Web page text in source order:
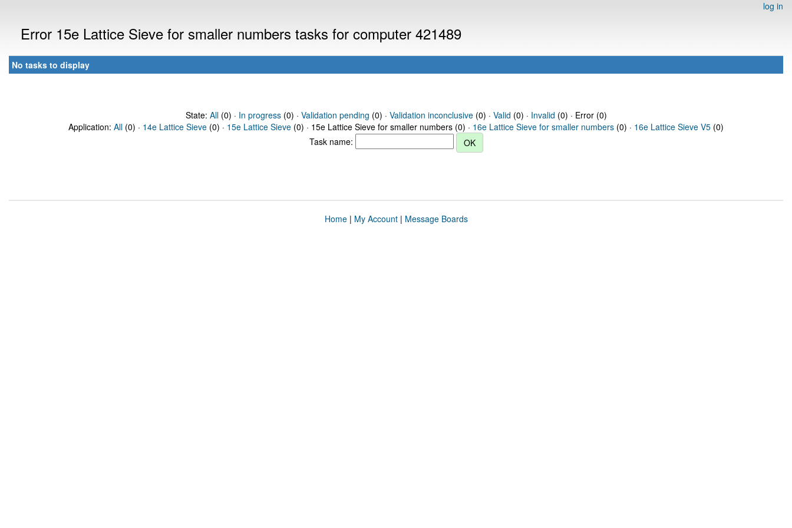
log in
Error 15e Lattice Sieve for smaller numbers tasks for computer 421489
No tasks to display
State: All(0) · In progress(0) · Validation pending (0) · Validation inconclusive(0) · Valid (0) · Invalid (0) · Error (0)
Application: All (0) · 14e Lattice Sieve (0) · 15e Lattice Sieve (0) · 15e Lattice Sieve for smaller numbers (0) · 16e Lattice Sieve for smaller numbers (0) · 16e Lattice Sieve V5 (0)
Task name:
Home| My Account| Message Boards